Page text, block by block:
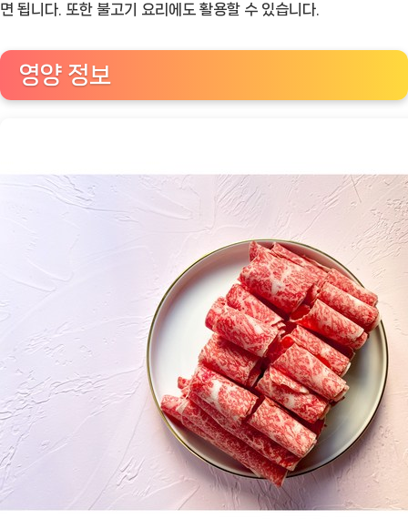
면 됩니다. 또한 불고기 요리에도 활용할 수 있습니다.
영양 정보